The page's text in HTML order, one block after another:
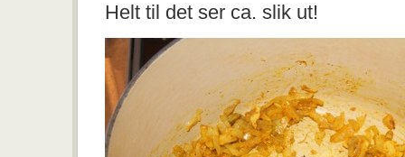
Helt til det ser ca. slik ut!